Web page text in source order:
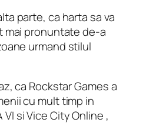
parte, ca harta sa va
mai pronuntate de-a
urmand stilul
ca Rockstar Games a
cu mult timp in
si Vice City Online ,